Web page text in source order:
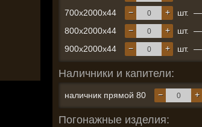
700x2000x44 +
− шт. —
800x2000x44 +
− шт. —
900x2000x44 +
− шт. —
Наличники и капители:
наличник прямой 80 +
−
Погонажные изделия: